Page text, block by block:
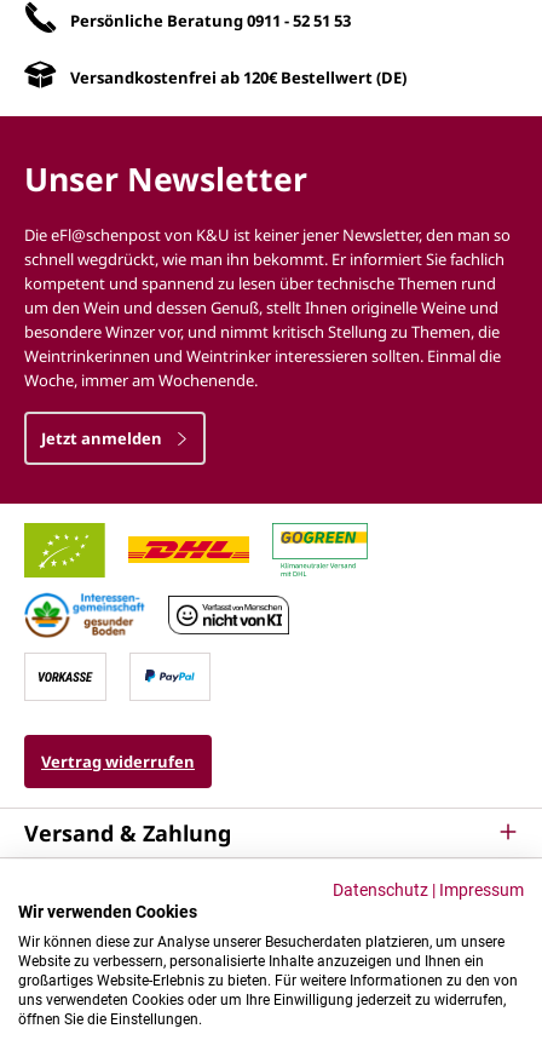
Persönliche Beratung0911 - 52 51 53
Versandkostenfrei ab 120€ Bestellwert (DE)
Unser Newsletter
Die eFl@schenpost von K&U ist keiner jener Newsletter, den man so
schnell wegdrückt, wie man ihn bekommt. Er informiert Sie fachlich
kompetent und spannend zu lesen über technische Themen rund
um den Wein und dessen Genuß, stellt Ihnen originelle Weine und
besondere Winzer vor, und nimmt kritisch Stellung zu Themen, die
Weintrinkerinnen und Weintrinker interessieren sollten. Einmal die
Woche, immer am Wochenende.
Jetzt anmelden
Vertrag widerrufen
Versand & Zahlung
Kontakt & Mehr
Datenschutz | Impressum
Wir verwenden Cookies
Wir können diese zur Analyse unserer Besucherdaten platzieren, um unsere
Website zu verbessern, personalisierte Inhalte anzuzeigen und Ihnen ein
großartiges Website-Erlebnis zu bieten. Für weitere Informationen zu den von
uns verwendeten Cookies oder um Ihre Einwilligung jederzeit zu widerrufen,
öffnen Sie die Einstellungen.